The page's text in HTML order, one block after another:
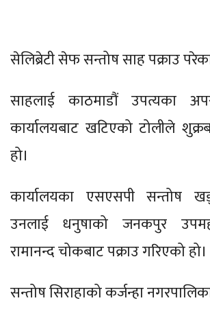
सेलिब्रेटी सेफ सन्तोष साह पक्राउ
साहलाई काठमाडौं उपत्यका
कार्यालयबाट खटिएको टोलीले
हो।
कार्यालयका एसएसपी सन्तोष
उनलाई धनुषाको जनकपुर
रामानन्द चोकबाट पक्राउ गरिएको हो।
सन्तोष सिराहाको कर्जन्हा